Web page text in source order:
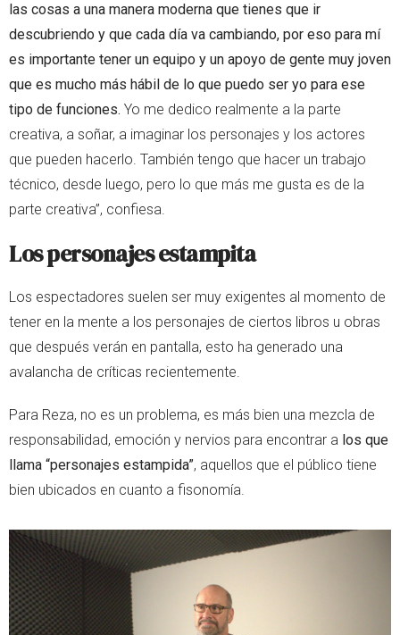
las cosas a una manera moderna que tienes que ir
descubriendo y que cada día va cambiando, por eso para mí
es importante tener un equipo y un apoyo de gente muy joven
que es mucho más hábil de lo que puedo ser yo para ese
tipo de funciones. Yo me dedico realmente a la parte
creativa, a soñar, a imaginar los personajes y los actores
que pueden hacerlo. También tengo que hacer un trabajo
técnico, desde luego, pero lo que más me gusta es de la
parte creativa”, confiesa.
Los personajes estampita
Los espectadores suelen ser muy exigentes al momento de
tener en la mente a los personajes de ciertos libros u obras
que después verán en pantalla, esto ha generado una
avalancha de críticas recientemente.
Para Reza, no es un problema, es más bien una mezcla de
responsabilidad, emoción y nervios para encontrar a los que
llama “personajes estampida”, aquellos que el público tiene
bien ubicados en cuanto a fisonomía.